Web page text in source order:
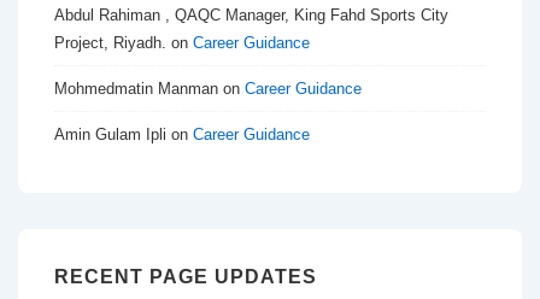
Abdul Rahiman , QAQC Manager, King Fahd Sports City
Project, Riyadh. on Career Guidance
Mohmedmatin Manman on Career Guidance
Amin Gulam Ipli on Career Guidance
RECENT PAGE UPDATES